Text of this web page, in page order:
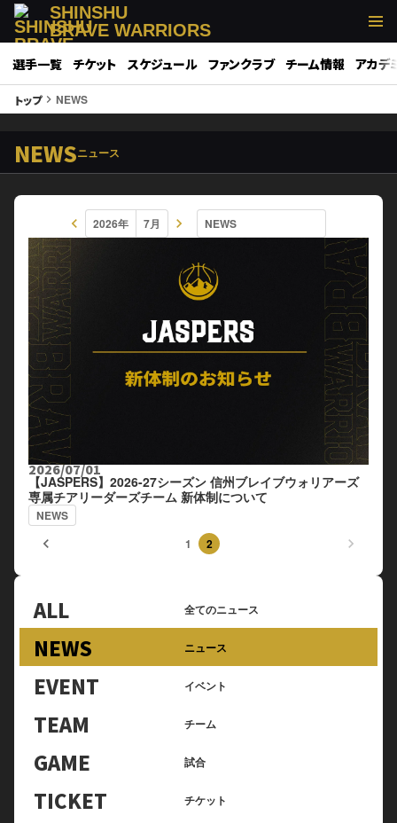
SHINSHU
BRAVE WARRIORS
選手一覧 チケット スケジュール ファンクラブ チーム情報 アカデ
トップkeyboard_arrow_right NEWS
NEWSニュース
keyboard_arrow_left keyboard_arrow_right
2026/07/01
【JASPERS】2026-27シーズン 信州ブレイブウォリアーズ
専属チアリーダーズチーム 新体制について
NEWS
keyboard_arrow_left 1 2 keyboard_arrow_right
ALL 全てのニュース
NEWS ニュース
EVENT イベント
TEAM チーム
GAME 試合
TICKET チケット